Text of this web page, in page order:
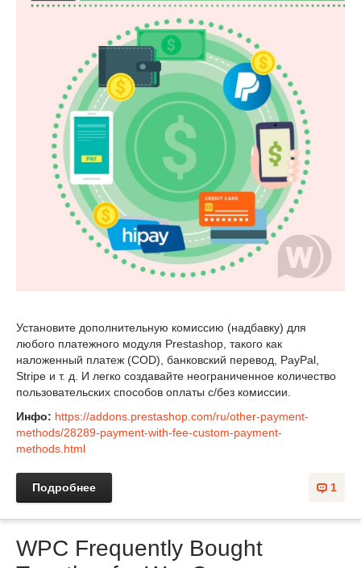
Установите дополнительную комиссию (надбавку) для
любого платежного модуля Prestashop, такого как
наложенный платеж (COD), банковский перевод, PayPal,
Stripe и т. д. И легко создавайте неограниченное количество
пользовательских способов оплаты с/без комиссии.
Инфо: https://addons.prestashop.com/ru/other-payment-
methods/28289-payment-with-fee-custom-payment-
methods.html
1
Подробнее
WPC Frequently Bought